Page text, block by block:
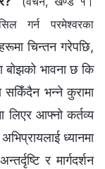
गर्न परमेश्‍वरका
चिन्तन गरेपछि,
बोझको भावना छ कि
सकिँदैन भन्ने कुरामा
लिएर आफ्नो कर्तव्य
ध्यानमा
र मार्गदर्शन